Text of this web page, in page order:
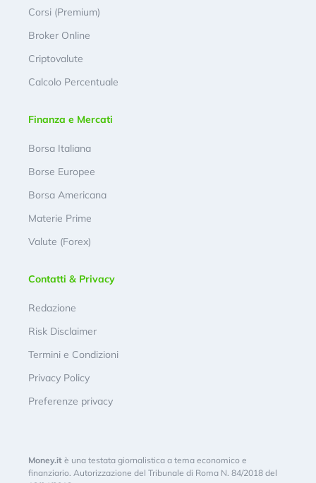
Corsi (Premium)
Broker Online
Criptovalute
Calcolo Percentuale
Finanza e Mercati
Borsa Italiana
Borse Europee
Borsa Americana
Materie Prime
Valute (Forex)
Contatti & Privacy
Redazione
Risk Disclaimer
Termini e Condizioni
Privacy Policy
Preferenze privacy
Money.it è una testata giornalistica a tema economico e
finanziario. Autorizzazione del Tribunale di Roma N. 84/2018 del